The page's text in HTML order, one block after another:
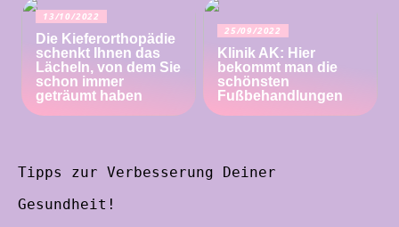
13/10/2022
Die Kieferorthopädie
schenkt Ihnen das
Lächeln, von dem Sie
schon immer
geträumt haben
25/09/2022
Klinik AK: Hier
bekommt man die
schönsten
Fußbehandlungen
Tipps zur Verbesserung Deiner
Gesundheit!